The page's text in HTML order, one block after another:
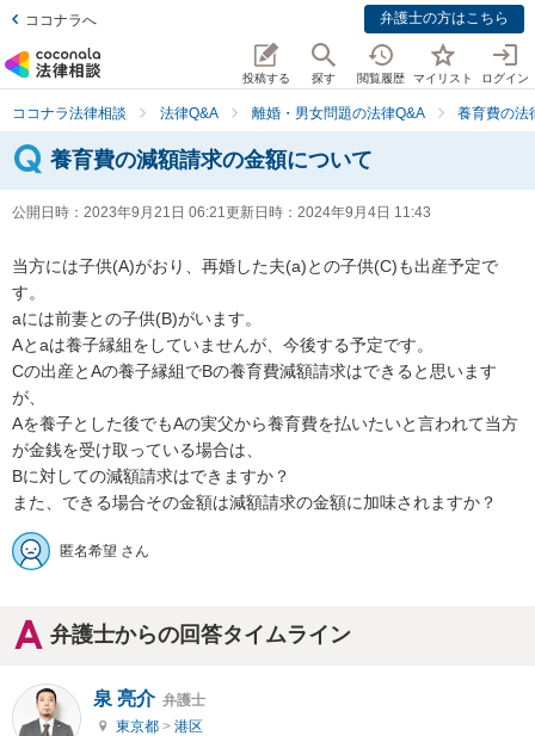
ココナラへ 弁護士の方はこちら
投稿する 探す 閲覧履歴 マイリスト ログイン
ココナラ法律相談 法律Q&A 離婚・男女問題の法律Q&A 養育費の法
養育費の減額請求の金額について
公開日時： 2023年9月21日 06:21更新日時： 2024年9月4日 11:43
当方には子供(A)がおり、再婚した夫(a)との子供(C)も出産予定で
す。
aには前妻との子供(B)がいます。
Aとaは養子縁組をしていませんが、今後する予定です。
Cの出産とAの養子縁組でBの養育費減額請求はできると思います
が、
Aを養子とした後でもAの実父から養育費を払いたいと言われて当方
が金銭を受け取っている場合は、
Bに対しての減額請求はできますか？
また、できる場合その金額は減額請求の金額に加味されますか？
匿名希望 さん
弁護士からの回答タイムライン
泉 亮介 弁護士
東京都 > 港区